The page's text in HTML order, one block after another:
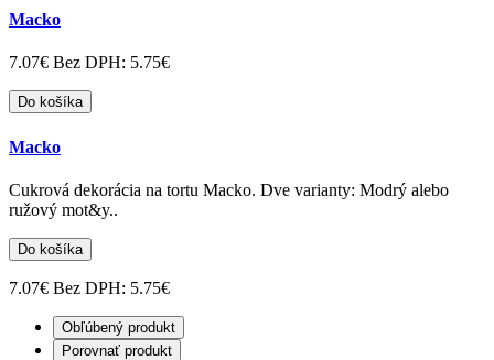
Macko
7.07€ Bez DPH: 5.75€
Do košíka
Macko
Cukrová dekorácia na tortu Macko. Dve varianty: Modrý alebo
ružový mot&y..
Do košíka
7.07€ Bez DPH: 5.75€
Obľúbený produkt
Porovnať produkt